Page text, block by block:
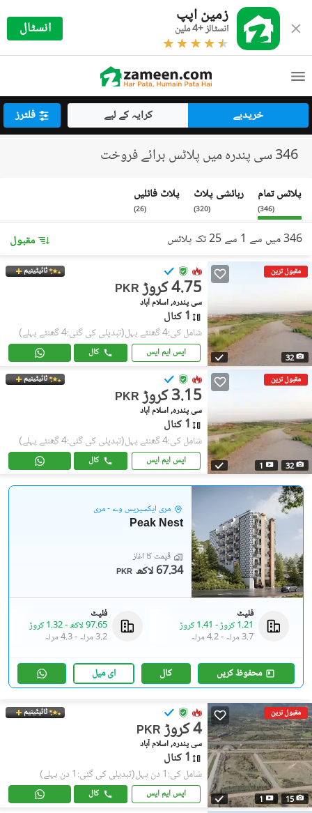
زمین اپپ
انسٹالز +4 ملین انسٹال
خریدیے کرایہ کے لیے فلٹرز
346 سی پندرہ میں پلاٹس برائے فروخت
پلاٹس تمام
(
346
)
رہائشی پلاٹ
(
320
)
پلاٹ فائلیں
(
26
)
346 میں سے 1 سے 25 تک پلاٹس مقبول
مقبول ترین
32
ٹائیٹینیم
PKR 4.75 کروڑ
سی پندرہ, اسلام آباد
1 کنال
شامل کی:4 گھنٹے پہل (تبدیلی کی گئی:4 گھنٹے پہلے)
ایس ایم ایس کال
مقبول ترین
32
1
ٹائیٹینیم
PKR 3.15 کروڑ
سی پندرہ, اسلام آباد
1 کنال
شامل کی:4 گھنٹے پہل (تبدیلی کی گئی:4 گھنٹے پہلے)
ایس ایم ایس کال
مری ایکسپریس وے - مری
Peak Nest
قیمت کا آغاز
PKR 67.34 لاکھ
فلیٹ
1.21 کروڑ
- 1.41 کروڑ
3.7 مرلہ
-4.2 مرلہ
فلیٹ
97.65 لاکھ
-1.32 کروڑ
3.2 مرلہ
-4.3 مرلہ
محفوظ کریں کال ای میل
مقبول ترین
15
1
ٹائیٹینیم
PKR 4 کروڑ
سی پندرہ, اسلام آباد
1 کنال
شامل کی:1 دن پہل (تبدیلی کی گئی:1 دن پہلے)
ایس ایم ایس کال